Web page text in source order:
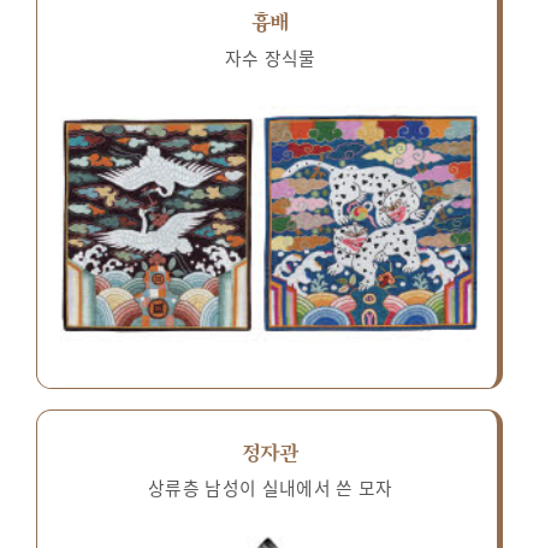
흉배
자수 장식물
정자관
상류층 남성이 실내에서 쓴 모자